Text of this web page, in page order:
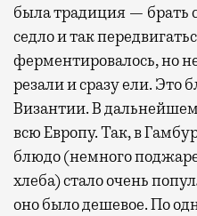
была традиция — брать
седло и так
ферментировалось, но
резали и сразу ели. Это
Византии. В
всю Европу. Так, в
блюдо (немного
хлеба) стало очень
оно было дешевое. По